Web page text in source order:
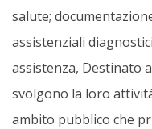
salute;
assistenziali
assistenza, Destinato
svolgono la loro
ambito pubblico che